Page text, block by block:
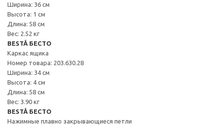
Ширина: 36 см
Высота: 1 см
Длина: 58 см
Вес: 2.52 кг
BESTÅ БЕСТО
Каркас ящика
Номер товара: 203.630.28
Ширина: 34 см
Высота: 4 см
Длина: 58 см
Вес: 3.90 кг
BESTÅ БЕСТО
Нажимные плавно закрывающиеся петли